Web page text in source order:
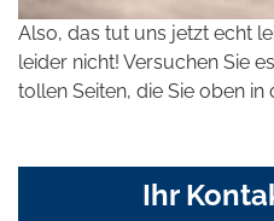
Also, das tut uns jetzt echt
leider nicht! Versuchen Sie
tollen Seiten, die Sie oben
Ihr